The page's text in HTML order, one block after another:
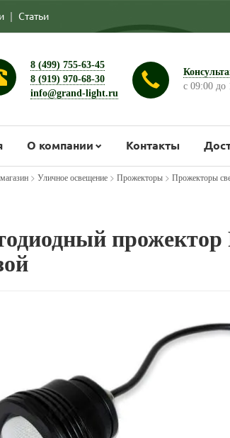
| Статьи
8 (499) 755-63-45
8 (919) 970-68-30
info@grand-light.ru
с 09:00 до
О компании Контакты
> Уличное освещение> Прожекторы> Прожекторы